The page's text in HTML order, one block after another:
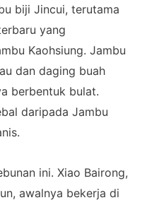
biji Jincui, terutama
yang
Kaohsiung. Jambu
dan daging buah
berbentuk bulat.
daripada Jambu
ini. Xiao Bairong,
awalnya bekerja di